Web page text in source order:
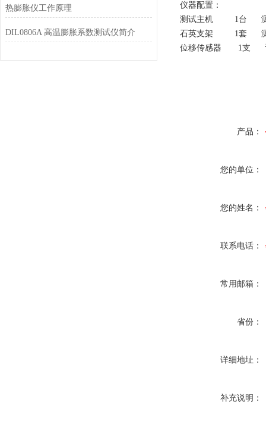
热膨胀仪工作原理
DIL0806A 高温膨胀系数测试仪简介
仪器配置：
测试主机 1台 测
石英支架 1套 测
位移传感器 1支
产品：
您的单位：
您的姓名：
联系电话：
常用邮箱：
省份：
详细地址：
补充说明：